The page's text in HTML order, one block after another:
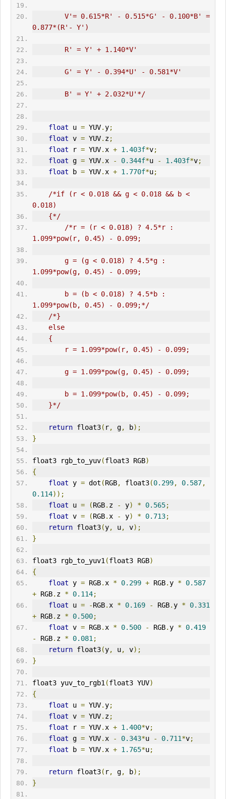
0.877*(R'- Y')
        R' = Y' + 1.140*V'
        G' = Y' - 0.394*U' - 0.581*V'
        B' = Y' + 2.032*U'*/
float u = YUV.y;
float v = YUV. z;
float r = YUV.x + 1.403f*v;
float g = YUV.x - 0.344f*u - 1.403f*v;
float b = YUV.x + 1.770f*u;
/*if (r < 0.018 && g < 0.018 && b <
0.018)
    {*/
/*r = (r < 0.018) ? 4.5*r :
1.099*pow(r, 0.45) - 0.099;
1.099*pow(g, 0.45) - 0.099;
1.099*pow(b, 0.45) - 0.099;*/
/*}
    else
    {
        r = 1.099*pow(r, 0.45) - 0.099;
        g = 1.099*pow(g, 0.45) - 0.099;
        b = 1.099*pow(b, 0.45) - 0.099;
    }*/
return float3( r, g, b);
}
float3 rgb_to_yuv(float3 RGB)
{
float y = dot (RGB, float3(0.299, 0.587,
0.114));
float u = (RGB. z - y) * 0.565;
float v = (RGB.x - y) * 0.713;
return float3(y, u, v);
}
float3 rgb_to_yuv1(float3 RGB)
{
float y = RGB.x * 0.299 + RGB.y * 0.587
+ RGB. z * 0.114;
float u = -RGB.x * 0.169 - RGB.y * 0.331
+ RGB. z * 0.500;
float v = RGB.x * 0.500 - RGB.y * 0.419
-
RGB. z * 0.081;
return float3(y, u, v);
}
float3 yuv_to_rgb1(float3 YUV)
{
float u = YUV.y;
float v = YUV. z;
float r = YUV.x + 1.400*v;
float g = YUV.x - 0.343*u - 0.711*v;
float b = YUV.x + 1.765*u;
return float3( r, g, b);
}